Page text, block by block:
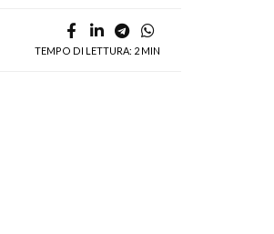
TEMPO DI LETTURA: 2 MIN